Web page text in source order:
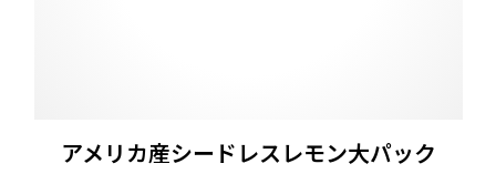
アメリカ産シードレスレモン大パック